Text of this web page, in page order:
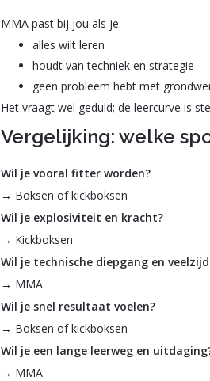
MMA past bij jou als je:
alles wilt leren
houdt van techniek en strategie
geen probleem hebt met
Het vraagt wel geduld; de leercurve is
Vergelijking: welke
Wil je vooral fitter worden?
→ Boksen of kickboksen
Wil je explosiviteit en kracht?
→ Kickboksen
Wil je technische diepgang en
→ MMA
Wil je snel resultaat voelen?
→ Boksen of kickboksen
Wil je een lange leerweg en
→ MMA